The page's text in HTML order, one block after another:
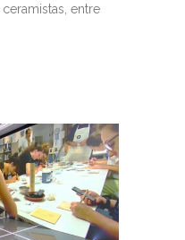
entre